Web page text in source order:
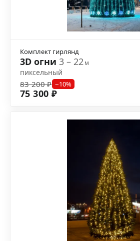
Комплект гирлянд
3D огни 3 – 22м
пиксельный
83 200 ₽ −10%
75 300 ₽